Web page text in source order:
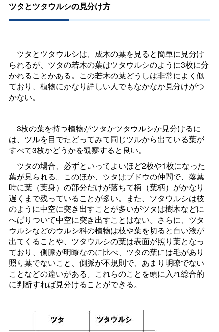
ツタとツタウルシの見分け方
ツタとツタウルシは、成木の葉を見ると簡単に見分け
られるが、ツタの若木の葉はツタウルシのように3枚に分
かれることかある。この若木の葉どうしは非常によく似
ており、植物にかなり詳しい人でもなかなか見分けがつ
かない。
3枚の葉を持つ植物がツタかツタウルシか見分けるに
は、ツルを目でたどってみて同じツルから出ている葉が
すべて3枚かどうかを観察すると良い。
ツタの場合、必ずといってよいほど2枚や1枚になった
葉が見られる。このほか、ツタはブドウの仲間で、落葉
時に葉（葉身）の部分だけが落ちて柄（葉柄）がかなり
遅くまで残っていることが多い。また、ツタウルシは枝
のように中空に突き出すことが多いがツタは樹木などに
へばりついて中空に突き出すことはない。さらに、ツタ
ウルシなどのウルシ科の植物は枝や葉を切ると白い液が
出てくることや、ツタウルシの葉は表面が照り葉となっ
ており、側脈が明瞭なのに比べ、ツタの葉には毛があり
照り葉でないこと、側脈が不規則で、あまり明瞭でない
ことなどの違いがある。これらのことを頭に入れ総合的
に判断すれば見分けることができる。